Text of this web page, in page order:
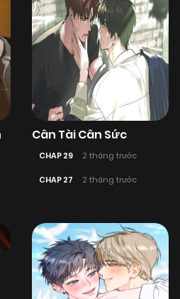
Cân Tài Cân Sức
CHAP 29 2 tháng trước
CHAP 27 2 tháng trước